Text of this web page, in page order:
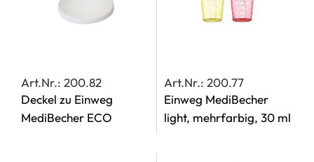
Art.Nr.: 200.82
Deckel zu Einweg
MediBecher ECO
Art.Nr.: 200.77
Einweg MediBecher
light, mehrfarbig, 30 ml